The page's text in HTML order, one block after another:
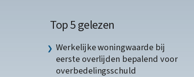
Top 5 gelezen
Werkelijke woningwaarde bij
eerste overlijden bepalend voor
overbedelingsschuld